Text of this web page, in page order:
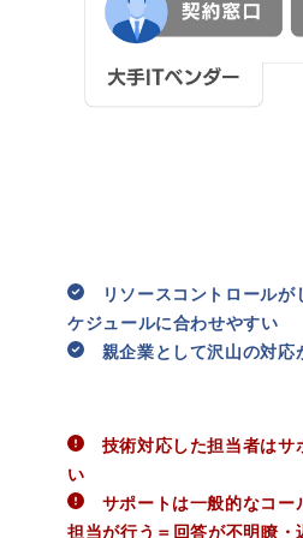
リソースコントロールが
ケジュールに合わせやすい
親企業として沢山の対応
技術対応した担当者はサ
い
サポートは一般的なコー
担当が行う＝回答が不明瞭・